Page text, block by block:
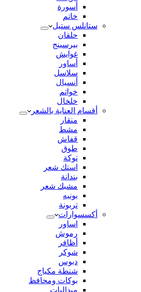
أسورة
خاتم
ستانلس ستيل
حلقان
بيرسينج
غوايش
أساور
سلاسل
أنسيال
خواتم
خلخال
أقسام العناية بالشعر
منقار
مشط
قفاش
طوق
توكة
استك شعر
بندانة
مشبك شعر
بونيه
تربونة
أكسسوارات
اساور
رموش
أظافر
شوكر
دبوس
شنطة مكياج
بوكات ومحافظ
ميداليات